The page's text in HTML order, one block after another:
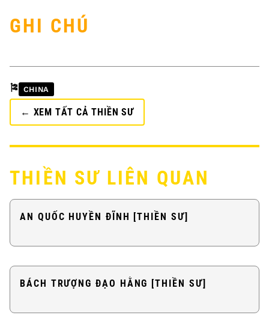
GHI CHÚ
🎏 CHINA
← XEM TẤT CẢ THIỀN SƯ
THIỀN SƯ LIÊN QUAN
AN QUỐC HUYỀN ĐĨNH [THIỀN SƯ]
BÁCH TRƯỢNG ĐẠO HẰNG [THIỀN SƯ]